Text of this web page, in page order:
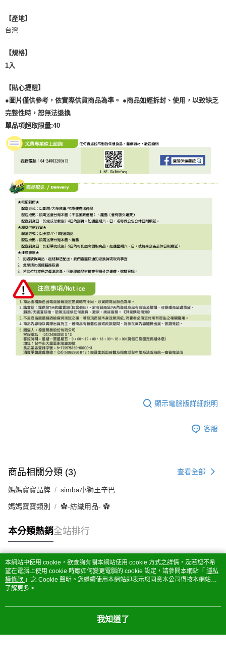
【產地】
台灣
【規格】
1入
【貼心提醒】
●圖片僅供參考，依實際供貨商品為準。 ●商品如經拆封、使用，以致缺乏
完整性時，恕無法退換
單品項超取限量:40
顯示電腦版詳細說明
客服
商品相關分類 (3) 查看全部
媽媽寶寶品牌 simba小獅王辛巴
媽媽寶寶類別 ✿-紡織用品- ✿
本分類熱銷全站排行
熱門標籤
本網站中使用 cookie，欲查詢有關本網站使用 cookie 方式之詳情，及若您不希
望在電腦上使用 cookie 時應如何變更電腦的 cookie 設定，請參閱本網站「 隱私
權條款 」之 Cookie 聲明。您繼續使用本網站即表示您同意本公司得按本網站使
用條款之 Cookie 聲明使用 cookie。
了解更多 >
我知道了